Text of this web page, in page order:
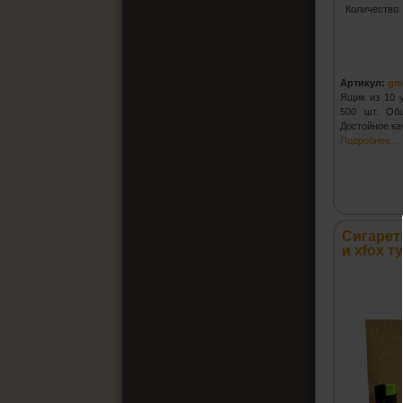
Количество:
Артикул:
Ящик из 10
500 шт.
Достойное
Подробнее...
и xfox